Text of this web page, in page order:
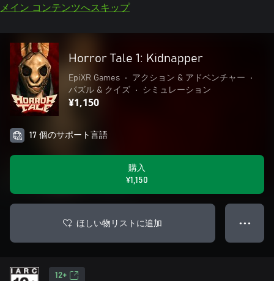
メイン コンテンツへスキップ
Horror Tale 1: Kidnapper
EpiXR Games • アクション & アドベンチャー
•
パズル & クイズ
• シミュレーション
¥1,150
17 個のサポート言語
購入
¥1,150
ほしい物リストに追加 ● ● ●
12+